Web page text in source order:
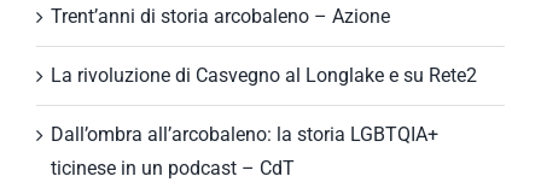
Trent’anni di storia arcobaleno – Azione
La rivoluzione di Casvegno al Longlake e su Rete2
Dall’ombra all’arcobaleno: la storia LGBTQIA+
ticinese in un podcast – CdT